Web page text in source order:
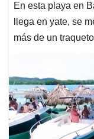
En esta playa en
llega en yate, se
más de un